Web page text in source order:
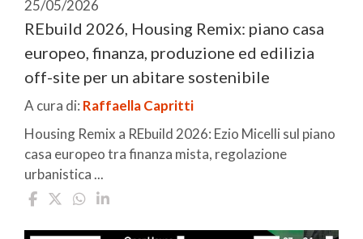
25/05/2026
REbuild 2026, Housing Remix: piano casa
europeo, finanza, produzione ed edilizia
off-site per un abitare sostenibile
A cura di: Raffaella Capritti
Housing Remix a REbuild 2026: Ezio Micelli sul piano
casa europeo tra finanza mista, regolazione
urbanistica ...